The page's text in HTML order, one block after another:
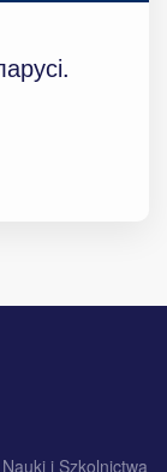
i Szkolnictwa